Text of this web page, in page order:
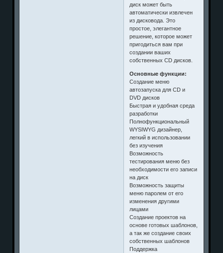
диск может быть
автоматически извлечен
из дисковода. Это
простое, элегантное
решение, которое может
пригодиться вам при
создании ваших
собственных CD дисков.
Основные функции:
Создание меню
автозапуска для CD и
DVD дисков
Быстрая и удобная среда
разработки
Полнофункциональный
WYSIWYG дизайнер,
легкий в использовании
без изучения
Возможность
тестирования меню без
необходимости его записи
на диск
Возможность защиты
меню паролем от его
изменения другими
лицами
Создание проектов на
основе готовых шаблонов,
а так же создание своих
собственных шаблонов
Поддержка